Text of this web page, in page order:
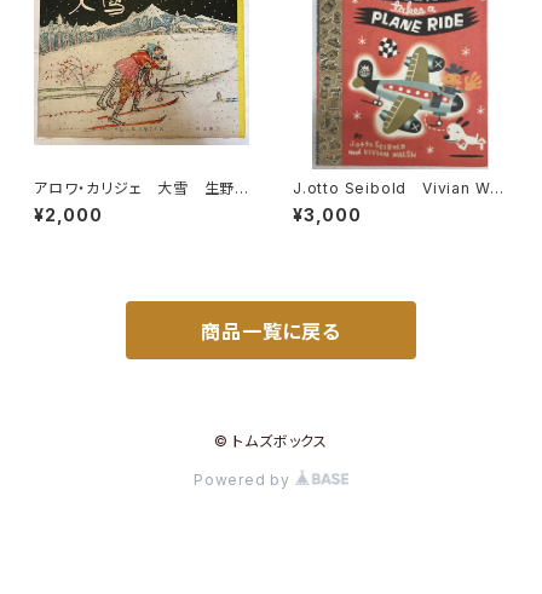
アロワ・カリジェ 大雪 生野
幸吉・訳 函 1965年 岩波
書店刊
¥2,000
J.otto Seibold Vivian Wal
sh Mr. Lunch Takes a Pla
ne Ride 1993年 初版 VI
¥3,000
商品一覧に戻る
© トムズボックス
Powered by